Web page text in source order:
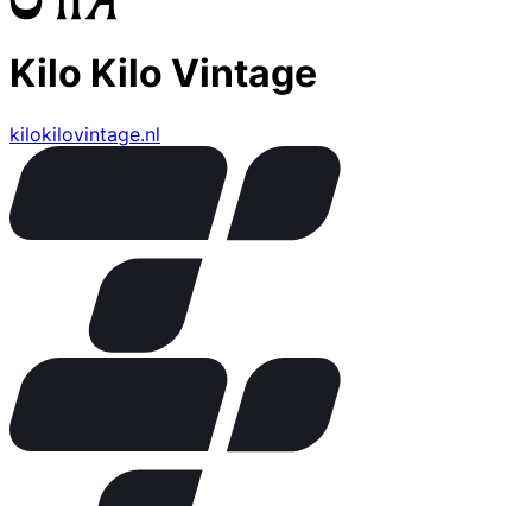
Kilo Kilo Vintage
kilokilovintage.nl